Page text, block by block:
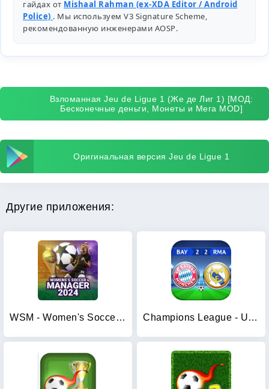
гайдах от Mishaal Rahman (ex-XDA Editor / Android
Police) . Мы используем V3 Signature Scheme,
рекомендованную инженерами AOSP.
Взломанная Jeu de Ligue 1 (Же де Лиг 1) [МОД:
Бесконечные деньги, Монеты и Мега MOD]
Оригинальная версия Jeu de Ligue 1
Другие приложения:
WSM - Women's Soccer Manager Champions League - UEFA Game